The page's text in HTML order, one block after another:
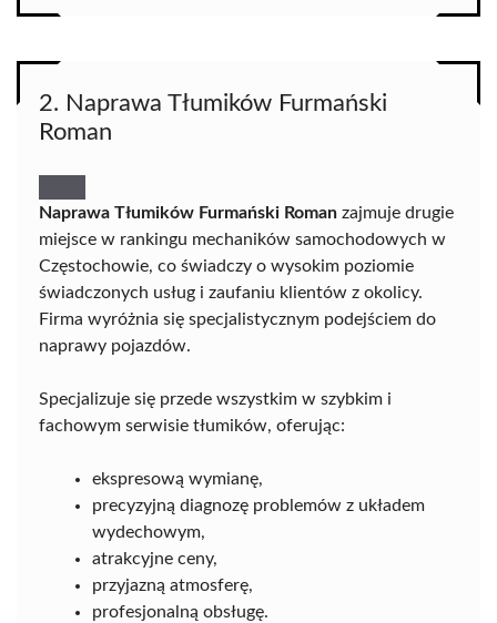
2. Naprawa Tłumików Furmański
Roman
Naprawa Tłumików Furmański Roman zajmuje drugie
miejsce w rankingu mechaników samochodowych w
Częstochowie, co świadczy o wysokim poziomie
świadczonych usług i zaufaniu klientów z okolicy.
Firma wyróżnia się specjalistycznym podejściem do
naprawy pojazdów.
Specjalizuje się przede wszystkim w szybkim i
fachowym serwisie tłumików, oferując:
ekspresową wymianę,
precyzyjną diagnozę problemów z układem
wydechowym,
atrakcyjne ceny,
przyjazną atmosferę,
profesjonalną obsługę.